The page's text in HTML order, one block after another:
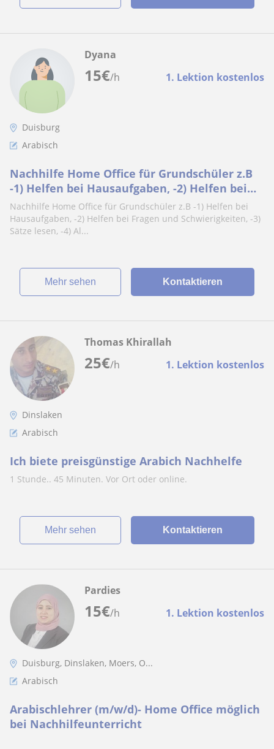
15€/h 1. Lektion kostenlos
Dyana
Duisburg
Arabisch
Nachhilfe Home Office für Grundschüler z.B
-1) Helfen bei Hausaufgaben, -2) Helfen bei
Fragen und Schwierigkeiten, -3) Sätze lesen,
-4) Alphabet ( buchstabieren )
Nachhilfe Home Office für Grundschüler z.B -1) Helfen bei
Hausaufgaben, -2) Helfen bei Fragen und Schwierigkeiten, -3)
Sätze lesen, -4) Al...
Mehr sehen Kontaktieren
25€/h 1. Lektion kostenlos
Thomas Khirallah
Dinslaken
Arabisch
Ich biete preisgünstige Arabich Nachhelfe
1 Stunde.. 45 Minuten. Vor Ort oder online.
Mehr sehen Kontaktieren
15€/h 1. Lektion kostenlos
Pardies
Duisburg, Dinslaken, Moers, O...
Arabisch
Arabischlehrer (m/w/d)- Home Office möglich
bei Nachhilfeunterricht